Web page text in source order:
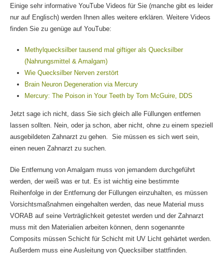
Einige sehr informative YouTube Videos für Sie (manche gibt es leider
nur auf Englisch) werden Ihnen alles weitere erklären. Weitere Videos
finden Sie zu genüge auf YouTube:
Methylquecksilber tausend mal giftiger als Quecksilber
(Nahrungsmittel & Amalgam)
Wie Quecksilber Nerven zerstört
Brain Neuron Degeneration via Mercury
Mercury: The Poison in Your Teeth by Tom McGuire, DDS
Jetzt sage ich nicht, dass Sie sich gleich alle Füllungen entfernen
lassen sollten. Nein, oder ja schon, aber nicht, ohne zu einem speziell
ausgebildeten Zahnarzt zu gehen. Sie müssen es sich wert sein,
einen neuen Zahnarzt zu suchen.
Die Entfernung von Amalgam muss von jemandem durchgeführt
werden, der weiß was er tut. Es ist wichtig eine bestimmte
Reihenfolge in der Entfernung der Füllungen einzuhalten, es müssen
Vorsichtsmaßnahmen eingehalten werden, das neue Material muss
VORAB auf seine Verträglichkeit getestet werden und der Zahnarzt
muss mit den Materialien arbeiten können, denn sogenannte
Composits müssen Schicht für Schicht mit UV Licht gehärtet werden.
Außerdem muss eine Ausleitung von Quecksilber stattfinden.